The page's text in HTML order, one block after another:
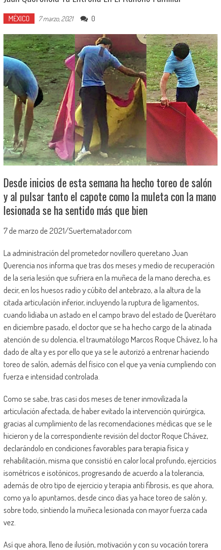
MÉXICO 7 marzo, 2021 0
Desde inicios de esta semana ha hecho toreo de salón
y al pulsar tanto el capote como la muleta con la mano
lesionada se ha sentido más que bien
7 de marzo de 2021/Suertematador.com
La administración del prometedor novillero queretano Juan
Querencia nos informa que tras dos meses y medio de recuperación
de la seria lesión que sufriera en la muñeca de la mano derecha, es
decir, en los huesos radio y cúbito del antebrazo, a la altura de la
citada articulación inferior, incluyendo la ruptura de ligamentos,
cuando lidiaba un astado en el campo bravo del estado de Querétaro
en diciembre pasado, el doctor que se ha hecho cargo de la atinada
atención de su dolencia, el traumatólogo Marcos Roque Chávez, lo ha
dado de alta y es por ello que ya se le autorizó a entrenar haciendo
toreo de salón, además del físico con el que ya venía cumpliendo con
fuerza e intensidad controlada.
Como se sabe, tras casi dos meses de tener inmovilizada la
articulación afectada, de haber evitado la intervención quirúrgica,
gracias al cumplimiento de las recomendaciones médicas que se le
hicieron y de la correspondiente revisión del doctor Roque Chávez,
declarándolo en condiciones favorables para terapia física y
rehabilitación, misma que consistió en calor local profundo, ejercicios
isométricos e isotónicos, progresando de acuerdo a la tolerancia,
además de otro tipo de ejercicio y terapia anti fibrosis, es que ahora,
como ya lo apuntamos, desde cinco días ya hace toreo de salón y,
sobre todo, sintiendo la muñeca lesionada con mayor fuerza cada
vez.
Así que ahora, lleno de ilusión, motivación y con su vocación torera